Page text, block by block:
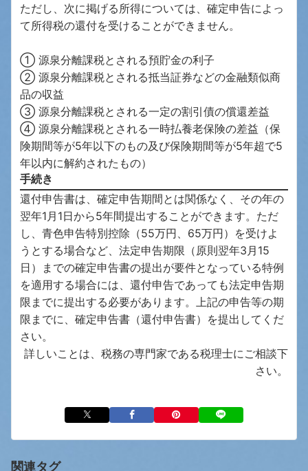
ただし、次に掲げる所得については、確定申告によっ
て所得税の還付を受けることができません。
① 源泉分離課税とされる預貯金の利子
② 源泉分離課税とされる抵当証券などの金融類似商
品の収益
③ 源泉分離課税とされる一定の割引債の償還差益
④ 源泉分離課税とされる一時払養老保険の差益（保
険期間等が5年以下のもの及び保険期間等が5年超で5
年以内に解約されたもの）
手続き
還付申告書は、確定申告期間とは関係なく、その年の
翌年1月1日から5年間提出することができます。ただ
し、青色申告特別控除（55万円、65万円）を受けよ
うとする場合など、法定申告期限（原則翌年3月15
日）までの確定申告書の提出が要件となっている特例
を適用する場合には、還付申告であっても法定申告期
限までに提出する必要があります。上記の申告等の期
限までに、確定申告書（還付申告書）を提出してくだ
さい。
詳しいことは、税務の専門家である税理士にご相談下
さい。
関連タグ